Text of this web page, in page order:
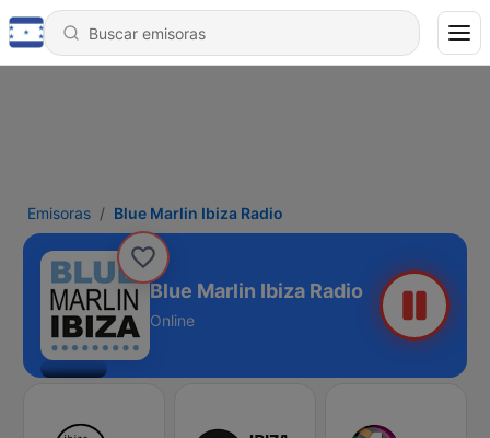
Emisoras Blue Marlin Ibiza Radio
Blue Marlin Ibiza Radio
Online